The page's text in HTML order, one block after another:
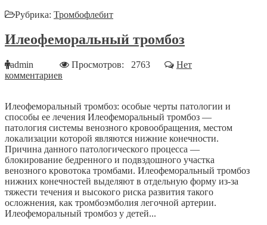
Рубрика: Тромбофлебит
Илеофеморальный тромбоз
admin Просмотров: 2763
Нет
комментариев
Илеофеморальный тромбоз: особые черты патологии и
способы ее лечения Илеофеморальный тромбоз —
патология системы венозного кровообращения, местом
локализации которой являются нижние конечности.
Причина данного патологического процесса —
блокирование бедренного и подвздошного участка
венозного кровотока тромбами. Илеофеморальный тромбоз
нижних конечностей выделяют в отдельную форму из-за
тяжести течения и высокого риска развития такого
осложнения, как тромбоэмболия легочной артерии.
Илеофеморальный тромбоз у детей...